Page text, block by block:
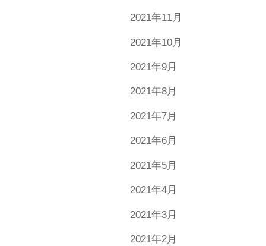
2021年11月
2021年10月
2021年9月
2021年8月
2021年7月
2021年6月
2021年5月
2021年4月
2021年3月
2021年2月